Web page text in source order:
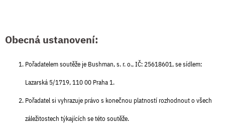
Obecná ustanovení:
Pořadatelem soutěže je Bushman, s. r. o., IČ: 25618601, se sídlem:
Lazarská 5/1719, 110 00 Praha 1.
Pořadatel si vyhrazuje právo s konečnou platností rozhodnout o všech
záležitostech týkajících se této soutěže.